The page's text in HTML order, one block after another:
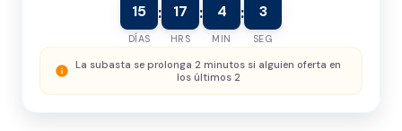
0/500
política de privacidady el
datos*
15
DÍAS
: 17
HRS
: 4
MIN
: 3
SEG
info La subasta se prolonga 2 minutos si alguien oferta en
los últimos 2